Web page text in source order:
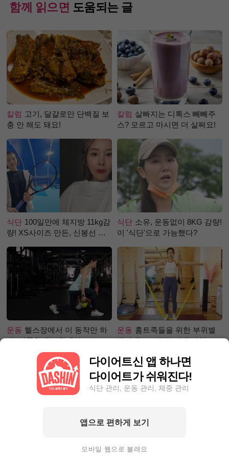
함께 읽으면 도움되는 글
칼럼 고기, 달걀로만 단백질 보
충 안 해도 돼요!
칼럼 살빠지는 디톡스 빼빼주
스? 모르고 마시면 더 살쩌요!
식단 100일만에 체지방 11kg감
량! XS사이즈 만든, 신봉선 식
식단 소유, 운동없이 8KG 감량!
이 '식단'으로 가능했다?
운동 헬스장에서 이 동작만 하
면, 애플힙 완성?! -2탄-
운동 홈트족들을 위한 부위별
필라테스 – 직각 어깨 라인 만
않고 5kg 넘게 감량한 사연?
4.4kg뺀 자기관리왕! 완벽한 눈
다이어트신 앱 하나면
다이어트가 쉬워진다!
식단 관리, 운동 관리, 체중 관리
앱으로 편하게 보기
모바일 웹으로 볼래요